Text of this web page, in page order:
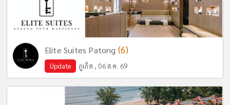
Elite Suites Patong (6)
Update ภูเก็ต , 06 ส.ค. 69